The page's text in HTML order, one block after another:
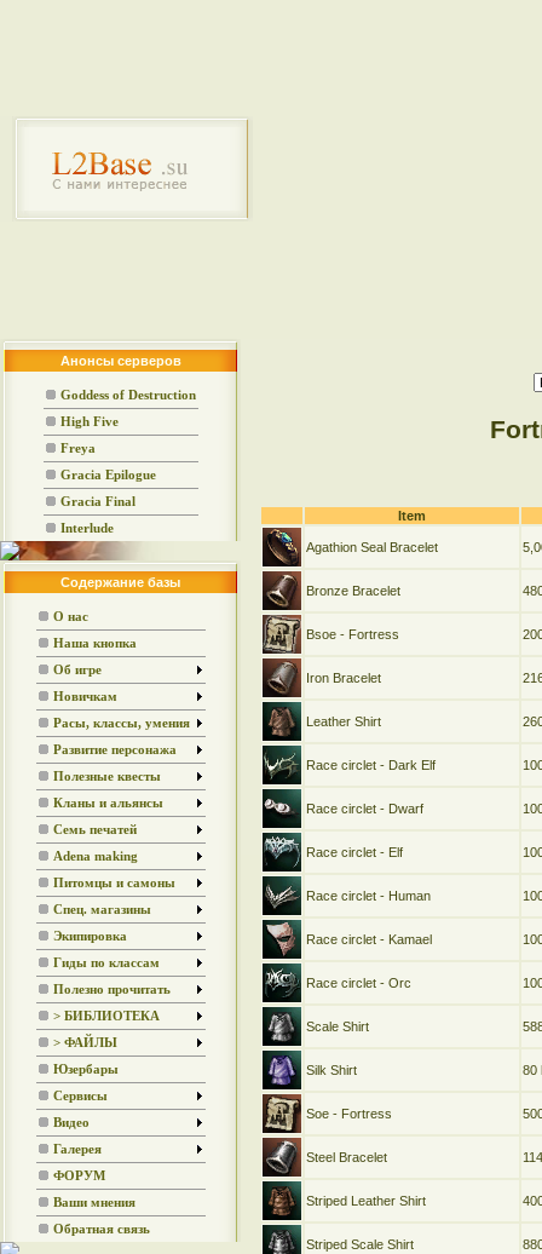
Анонсы серверов
Goddess of Destruction
High Five
Freya
Gracia Epilogue
Gracia Final
Interlude
Содержание базы
О нас
Наша кнопка
Об игре
Новичкам
Расы, классы, умения
Развитие персонажа
Полезные квесты
Кланы и альянсы
Семь печатей
Adena making
Питомцы и самоны
Спец. магазины
Экипировка
Гиды по классам
Полезно прочитать
> БИБЛИОТЕКА
> ФАЙЛЫ
Юзербары
Сервисы
Видео
Галерея
ФОРУМ
Ваши мнения
Обратная связь
Item
Agathion Seal Bracelet
Bronze Bracelet
Bsoe - Fortress
Iron Bracelet
Leather Shirt
Race circlet - Dark Elf
Race circlet - Dwarf
Race circlet - Elf
Race circlet - Human
Race circlet - Kamael
Race circlet - Orc
Scale Shirt
Silk Shirt 80
Soe - Fortress
Steel Bracelet
Striped Leather Shirt
Striped Scale Shirt